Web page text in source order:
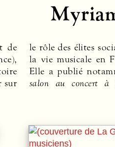
de
sur
de
la vie musicale en
Elle a publié
salon au concert